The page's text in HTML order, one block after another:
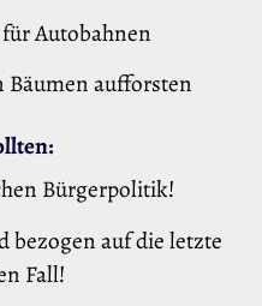
Autobahnen
Bäumen aufforsten
Bürgerpolitik!
bezogen auf die letzte
Fall!